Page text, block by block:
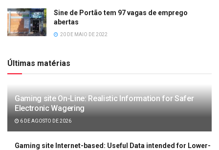
Sine de Portão tem 97 vagas de emprego
abertas
20 DE MAIO DE 2022
Últimas matérias
Gaming site On-Line: Realistic Information for Safer
Electronic Wagering
6 DE AGOSTO DE 2026
Gaming site Internet-based: Useful Data intended for Lower-